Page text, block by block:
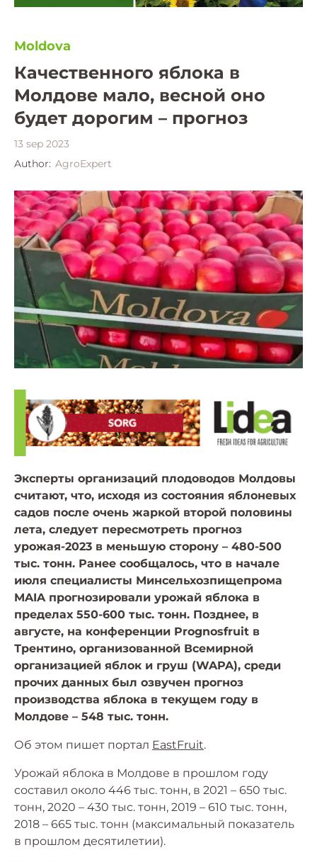
Moldova
Качественного яблока в
Молдове мало, весной оно
будет дорогим – прогноз
13 sep 2023
Author: AgroExpert
Эксперты организаций плодоводов Молдовы
считают, что, исходя из состояния яблоневых
садов после очень жаркой второй половины
лета, следует пересмотреть прогноз
урожая-2023 в меньшую сторону – 480-500
тыс. тонн. Ранее сообщалось, что в начале
июля специалисты Минсельхозпищепрома
MAIA прогнозировали урожай яблока в
пределах 550-600 тыс. тонн. Позднее, в
августе, на конференции Prognosfruit в
Трентино, организованной Всемирной
организацией яблок и груш (WAPA), среди
прочих данных был озвучен прогноз
производства яблока в текущем году в
Молдове – 548 тыс. тонн.
Об этом пишет портал EastFruit.
Урожай яблока в Молдове в прошлом году
составил около 446 тыс. тонн, в 2021 – 650 тыс.
тонн, 2020 – 430 тыс. тонн, 2019 – 610 тыс. тонн,
2018 – 665 тыс. тонн (максимальный показатель
в прошлом десятилетии).